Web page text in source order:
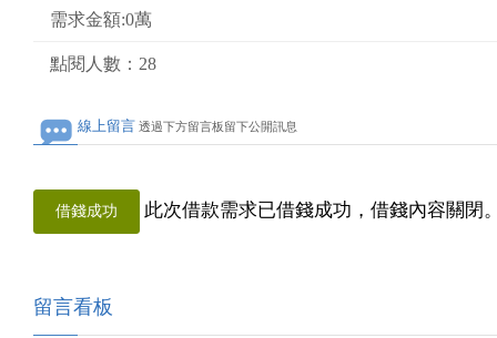
需求金額:0萬
點閱人數：28
線上留言 透過下方留言板留下公開訊息
借錢成功 此次借款需求已借錢成功，借錢內容關閉
留言看板